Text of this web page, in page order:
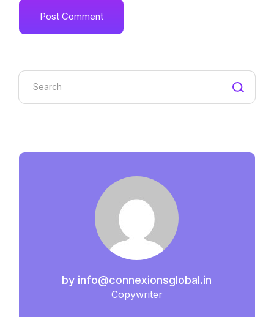
Post Comment
by info@connexionsglobal.in
Copywriter